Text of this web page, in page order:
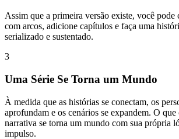
Assim que a primeira versão existe, você pode
com arcos, adicione capítulos e faça uma
serializado e sustentado.
3
Uma Série Se Torna um Mundo
À medida que as histórias se conectam, os
aprofundam e os cenários se expandem. O
narrativa se torna um mundo com sua própria
impulso.